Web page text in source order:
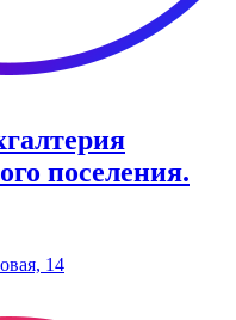
поселения.
14